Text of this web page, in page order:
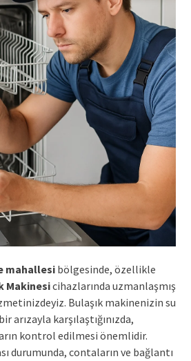
mahallesibölgesinde, özellikle
Makinesicihazlarında uzmanlaşmış
Bulaşık makinenizin su
arızayla karşılaştığınızda,
kontrol edilmesi önemlidir.
durumunda, contaların ve bağlantı